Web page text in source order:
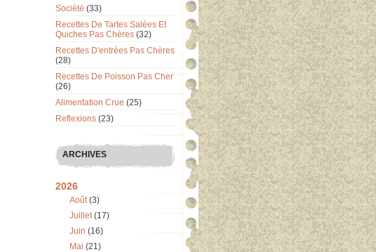
Société (33)
Recettes De Tartes Salées Et
Quiches Pas Chères (32)
Recettes D'entrées Pas Chères
(28)
Recettes De Poisson Pas Cher
(26)
Alimentation Crue (25)
Reflexions (23)
ARCHIVES
2026
Août(3)
Juillet(17)
Juin (16)
Mai (21)